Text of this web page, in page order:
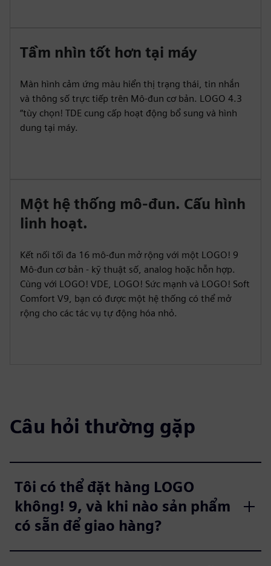
Tầm nhìn tốt hơn tại máy
Màn hình cảm ứng màu hiển thị trạng thái, tin nhắn
và thông số trực tiếp trên Mô-đun cơ bản. LOGO 4.3
“tùy chọn! TDE cung cấp hoạt động bổ sung và hình
dung tại máy.
Một hệ thống mô-đun. Cấu hình
linh hoạt.
Kết nối tối đa 16 mô-đun mở rộng với một LOGO! 9
Mô-đun cơ bản - kỹ thuật số, analog hoặc hỗn hợp.
Cùng với LOGO! VDE, LOGO! Sức mạnh và LOGO! Soft
Comfort V9, bạn có được một hệ thống có thể mở
rộng cho các tác vụ tự động hóa nhỏ.
Câu hỏi thường gặp
Tôi có thể đặt hàng LOGO
không! 9, và khi nào sản phẩm
có sẵn để giao hàng?